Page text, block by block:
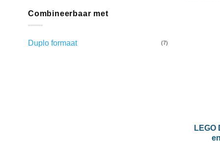
Combineerbaar met
Duplo formaat (7)
LEGO